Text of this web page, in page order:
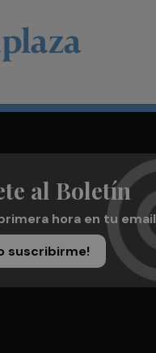
al Boletín
hora en tu email
suscribirme!